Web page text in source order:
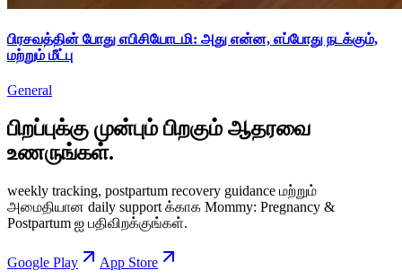
பிரசவத்தின் போது எபிசியோடமி: அது என்ன, எப்போது நடக்கும்,
மற்றும் மீட்பு
General
பிறப்புக்கு முன்பும் பிறகும் ஆதரவை
உணருங்கள்.
weekly tracking, postpartum recovery guidance மற்றும்
அமைதியான daily support க்காக Mommy: Pregnancy &
Postpartum ஐ பதிவிறக்குங்கள்.
Google Play
App Store